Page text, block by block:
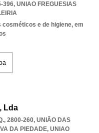
396, UNIAO FREGUESIAS
e de higiene, em
Lda
2800-260, UNIÃO DAS
DA PIEDADE, UNIAO